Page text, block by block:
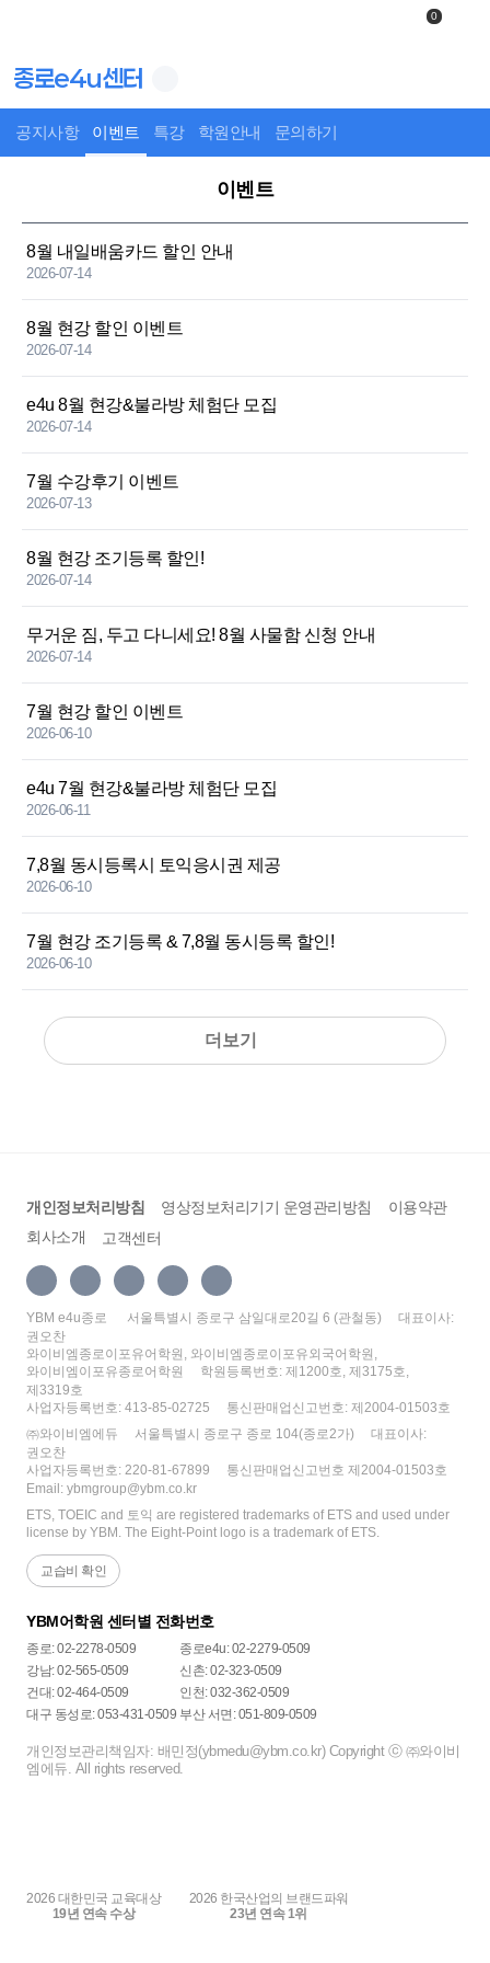
0
종로e4u센터
공지사항 이벤트 특강 학원안내 문의하기
이벤트
8월 내일배움카드 할인 안내
2026-07-14
8월 현강 할인 이벤트
2026-07-14
e4u 8월 현강&불라방 체험단 모집
2026-07-14
7월 수강후기 이벤트
2026-07-13
8월 현강 조기등록 할인!
2026-07-14
무거운 짐, 두고 다니세요! 8월 사물함 신청 안내
2026-07-14
7월 현강 할인 이벤트
2026-06-10
e4u 7월 현강&불라방 체험단 모집
2026-06-11
7,8월 동시등록시 토익응시권 제공
2026-06-10
7월 현강 조기등록 & 7,8월 동시등록 할인!
2026-06-10
더보기
개인정보처리방침 영상정보처리기기 운영관리방침
이용약관
회사소개
고객센터
YBM e4u종로 서울특별시 종로구 삼일대로20길 6 (관철동)
대표이사:
권오찬
와이비엠종로이포유어학원, 와이비엠종로이포유외국어학원,
와이비엠이포유종로어학원
학원등록번호: 제1200호, 제3175호,
제3319호
사업자등록번호: 413-85-02725
통신판매업신고번호: 제2004-01503호
㈜와이비엠에듀
서울특별시 종로구 종로 104(종로2가)
대표이사:
권오찬
사업자등록번호: 220-81-67899
통신판매업신고번호 제2004-01503호
Email: ybmgroup@ybm.co.kr
ETS, TOEIC and 토익 are registered trademarks of ETS and used under
license by YBM. The Eight-Point logo is a trademark of ETS.
교습비 확인
YBM어학원 센터별 전화번호
종로: 02-2278-0509
종로e4u: 02-2279-0509
강남: 02-565-0509
신촌: 02-323-0509
건대: 02-464-0509
인천: 032-362-0509
대구 동성로: 053-431-0509 부산 서면: 051-809-0509
개인정보관리책임자: 배민정(ybmedu@ybm.co.kr) Copyright ⓒ ㈜와이비
엠에듀. All rights reserved.
2026 대한민국 교육대상
19년 연속 수상
2026 한국산업의 브랜드파워
23년 연속 1위